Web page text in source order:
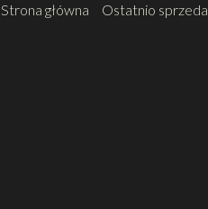
Strona główna Ostatnio